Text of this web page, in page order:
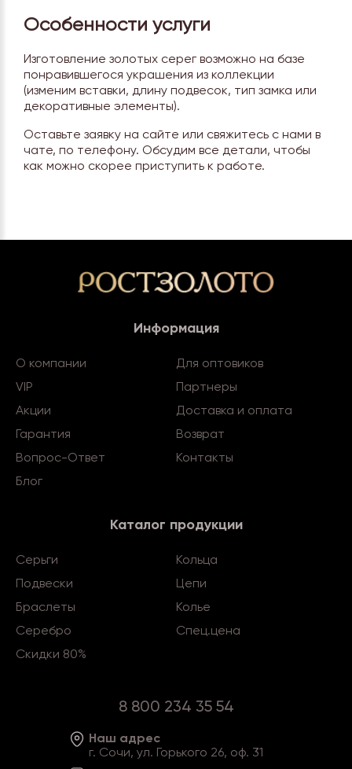
Особенности услуги
Изготовление золотых серег возможно на базе
понравившегося украшения из коллекции
(изменим вставки, длину подвесок, тип замка или
декоративные элементы).
Оставьте заявку на сайте или свяжитесь с нами в
чате, по телефону. Обсудим все детали, чтобы
как можно скорее приступить к работе.
Информация
О компании
Для оптовиков
VIP
Партнеры
Акции
Доставка и оплата
Гарантия
Возврат
Вопрос-Ответ
Контакты
Блог
Каталог продукции
Серьги
Кольца
Подвески
Цепи
Браслеты
Колье
Серебро
Спец.цена
Скидки 80%
8 800 234 35 54
Наш адрес
г. Сочи, ул. Горького 26, оф. 31